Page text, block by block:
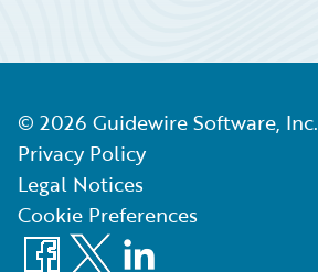
© 2026 Guidewire Software, Inc.
Privacy Policy
Legal Notices
Cookie Preferences
Facebook
X LinkedIn